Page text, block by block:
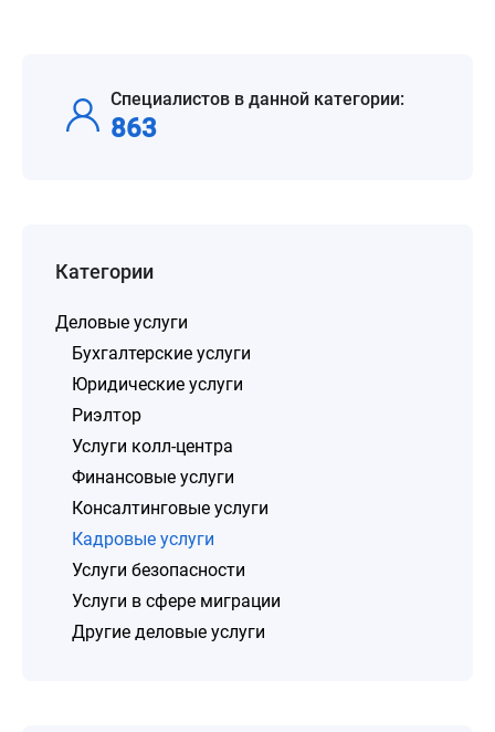
Специалистов в данной категории:
863
Категории
Деловые услуги
Бухгалтерские услуги
Юридические услуги
Риэлтор
Услуги колл-центра
Финансовые услуги
Консалтинговые услуги
Кадровые услуги
Услуги безопасности
Услуги в сфере миграции
Другие деловые услуги